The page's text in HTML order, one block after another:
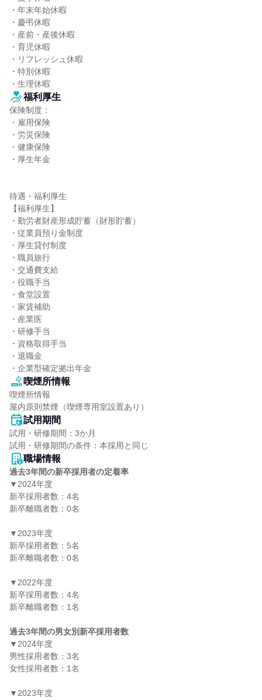
・年末年始休暇
・慶弔休暇
・産前・産後休暇
・育児休暇
・リフレッシュ休暇
・特別休暇
・生理休暇
福利厚生
保険制度：
・雇用保険
・労災保険
・健康保険
・厚生年金
待遇・福利厚生
【福利厚生】
・勤労者財産形成貯蓄（財形貯蓄）
・従業員預り金制度
・厚生貸付制度
・職員旅行
・交通費支給
・役職手当
・食堂設置
・家賃補助
・産業医
・研修手当
・資格取得手当
・退職金
・企業型確定拠出年金
喫煙所情報
喫煙所情報
屋内原則禁煙（喫煙専用室設置あり）
試用期間
試用・研修期間：3か月
職場情報
過去3年間の新卒採用者の定着率
▼2024年度
新卒採用者数：4名
新卒離職者数：0名
▼2023年度
新卒採用者数：5名
新卒離職者数：0名
▼2022年度
新卒採用者数：4名
新卒離職者数：1名
過去3年間の男女別新卒採用者数
▼2024年度
男性採用者数：3名
女性採用者数：1名
▼2023年度